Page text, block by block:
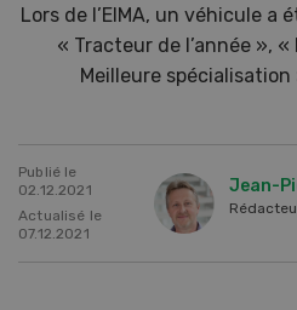
Lors de l’EIMA, un véhicule a
« Tracteur de l’année »,
Meilleure
Publié le
02.12.2021
Actualisé le
07.12.2021
Jean-